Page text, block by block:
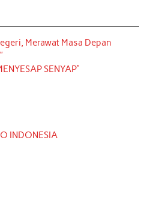
Merawat Masa Depan
SENYAP”
INDONESIA